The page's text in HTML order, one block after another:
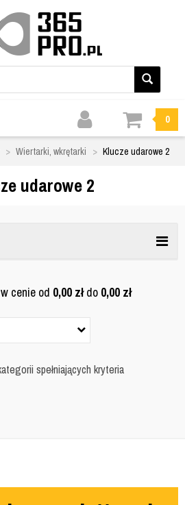
0
Wiertarki, wkrętarki Klucze udarowe 2
udarowe 2
cenie od 0,00 złdo 0,00 zł
spełniających kryteria